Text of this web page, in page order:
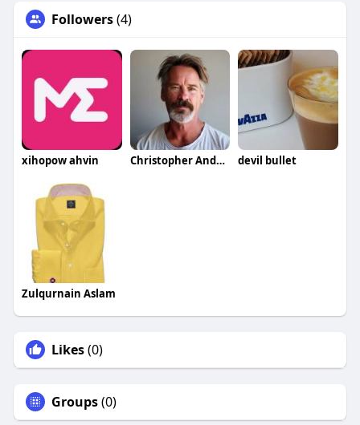
Followers(4)
xihopow ahvin Christopher Anderson devil bullet
Zulqurnain Aslam
Likes(0)
Groups(0)